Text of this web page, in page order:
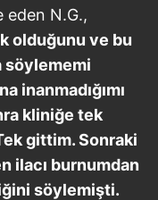
eden N.G.,
olduğunu ve bu
söylememi
inanmadığımı
kliniğe tek
gittim. Sonraki
ilacı burnumdan
söylemişti.